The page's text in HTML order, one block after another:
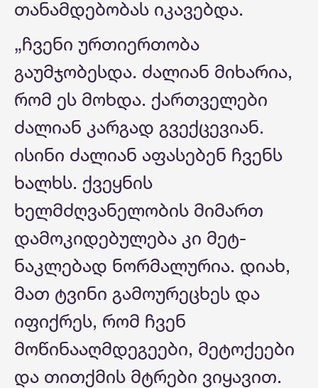
თანამდებობას იკავებდა.
„ჩვენი ურთიერთობა
გაუმჯობესდა. ძალიან მიხარია,
რომ ეს მოხდა. ქართველები
ძალიან კარგად გვექცევიან.
ისინი ძალიან აფასებენ ჩვენს
ხალხს. ქვეყნის
ხელმძღვანელობის მიმართ
დამოკიდებულება კი მეტ-
ნაკლებად ნორმალურია. დიახ,
მათ ტვინი გამოურეცხეს და
იფიქრეს, რომ ჩვენ
მოწინააღმდეგეები, მეტოქეები
და თითქმის მტრები ვიყავით.